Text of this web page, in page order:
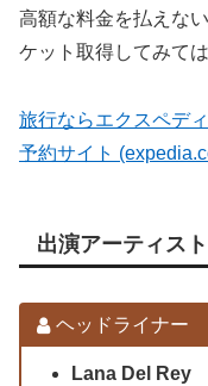
高額な料金を払えな
ケット取得してみて
旅行ならエクスペデ
予約サイト
出演アーティスト
ヘッドライナー
Lana Del Rey